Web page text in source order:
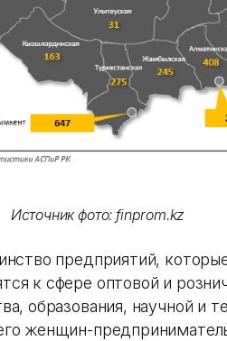
Источник фото: finprom.kz
предприятий,
к сфере оптовой и
образования, научной и
женщин-